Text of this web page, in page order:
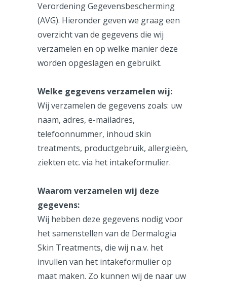
Verordening Gegevensbescherming
(AVG). Hieronder geven we graag een
overzicht van de gegevens die wij
verzamelen en op welke manier deze
worden opgeslagen en gebruikt.
Welke gegevens verzamelen wij:
Wij verzamelen de gegevens zoals: uw
naam, adres, e-mailadres,
telefoonnummer, inhoud skin
treatments, productgebruik, allergieën,
ziekten etc. via het intakeformulier.
Waarom verzamelen wij deze
gegevens:
Wij hebben deze gegevens nodig voor
het samenstellen van de Dermalogia
Skin Treatments, die wij n.a.v. het
invullen van het intakeformulier op
maat maken. Zo kunnen wij de naar uw